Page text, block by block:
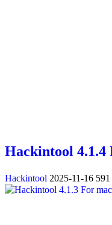
Hackintool 4.1.4
Hackintool 2025-11-16 591